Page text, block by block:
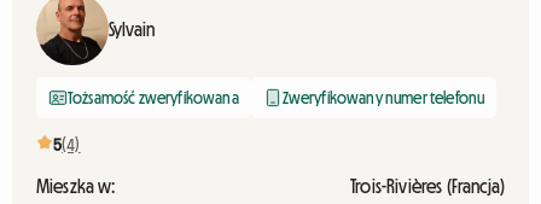
Sylvain
Tożsamość zweryfikowana Zweryfikowany numer telefonu
5(4)
Mieszka w:
Trois-Rivières (Francja)